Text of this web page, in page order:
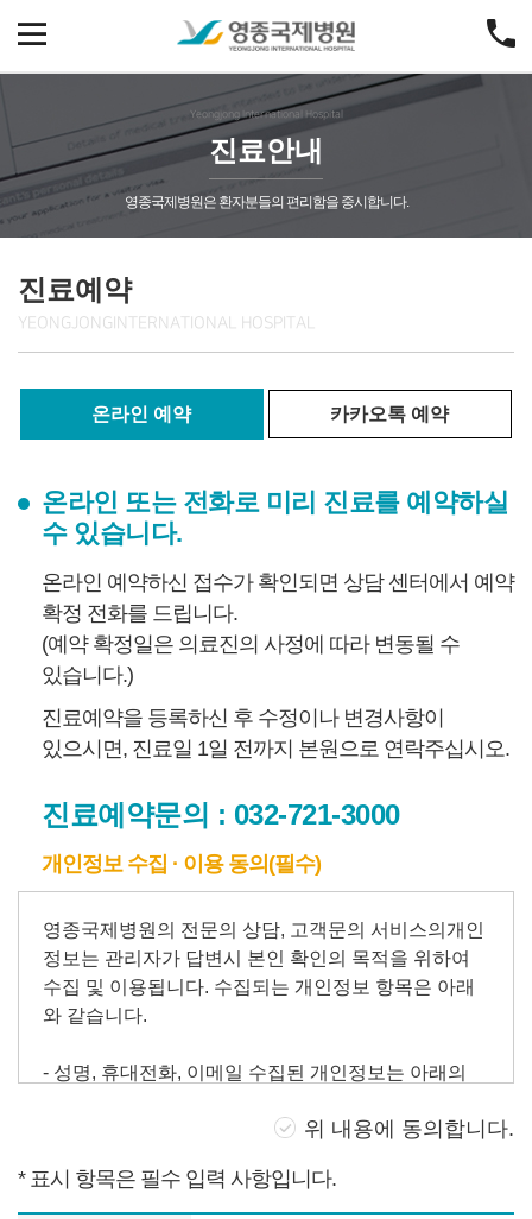
Yeongjong International Hospital
진료안내
영종국제병원은 환자분들의 편리함을 중시합니다.
진료예약
YEONGJONG INTERNATIONAL HOSPITAL
온라인 예약 카카오톡 예약
온라인 또는 전화로 미리 진료를 예약하실
수 있습니다.
온라인 예약하신 접수가 확인되면 상담 센터에서 예약
확정 전화를 드립니다.
(예약 확정일은 의료진의 사정에 따라 변동될 수
있습니다.)
진료예약을 등록하신 후 수정이나 변경사항이
있으시면, 진료일 1일 전까지 본원으로 연락주십시오.
진료예약문의 : 032-721-3000
개인정보 수집 · 이용 동의(필수)
용
동
위 내용에 동의합니다.
* 표시 항목은 필수 입력 사항입니다.